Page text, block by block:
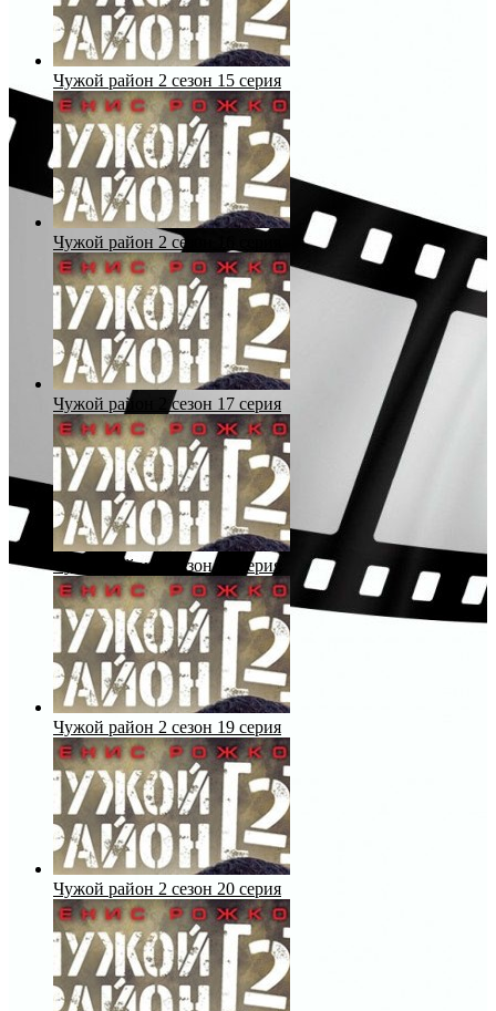
Чужой район 2 сезон 15 серия
Чужой район 2 сезон 16 серия
Чужой район 2 сезон 17 серия
Чужой район 2 сезон 18 серия
Чужой район 2 сезон 19 серия
Чужой район 2 сезон 20 серия